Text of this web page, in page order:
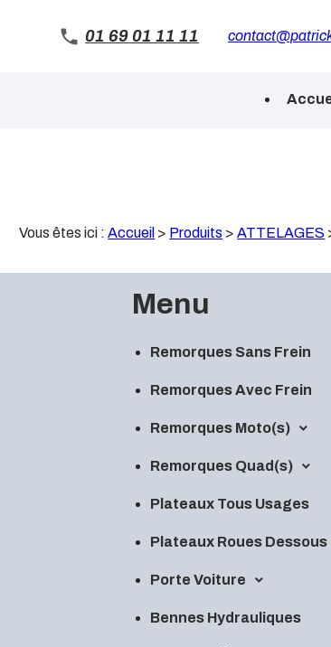
01 69 01 11 11
Vous êtes ici :Accueil > Produits >ATTELAGES
Menu
Remorques Sans Frein
Remorques Avec Frein
Remorques Moto(s)
Remorques Quad(s)
Plateaux Tous Usages
Plateaux Roues Dessous
Porte Voiture
Bennes Hydrauliques